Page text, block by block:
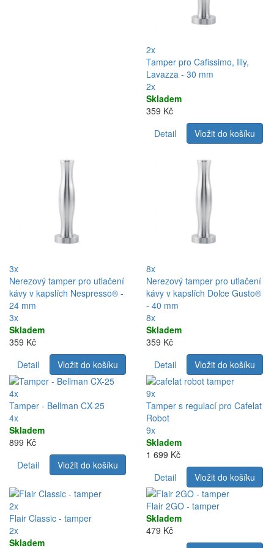
2x
Tamper pro Cafissimo, Illy,
Lavazza - 30 mm
2x
Skladem
359 Kč
Detail
Vložit do košíku
3x
Nerezový tamper pro utlačení
kávy v kapslích Nespresso® -
24 mm
3x
Skladem
359 Kč
Detail
Vložit do košíku
8x
Nerezový tamper pro utlačení
kávy v kapslích Dolce Gusto®
- 40 mm
8x
Skladem
359 Kč
Detail
Vložit do košíku
4x
Tamper - Bellman CX-25
4x
Skladem
899 Kč
Detail
Vložit do košíku
9x
Tamper s regulací pro Cafelat
Robot
9x
Skladem
1 699 Kč
Detail
Vložit do košíku
2x
Flair Classic - tamper
2x
Skladem
Flair 2GO - tamper
Skladem
479 Kč